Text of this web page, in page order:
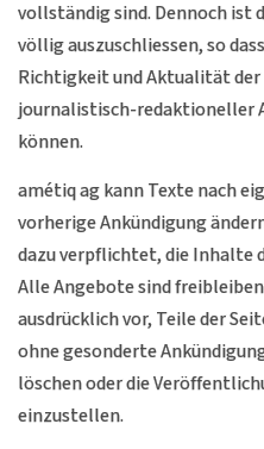
vollständig sind. Dennoch ist
völlig auszuschliessen, so
Richtigkeit und Aktualität
journalistisch-redaktioneller
können.
amétiq ag kann Texte nach
vorherige Ankündigung
dazu verpflichtet, die Inhalte
Alle Angebote sind
ausdrücklich vor, Teile der
ohne gesonderte
löschen oder die
einzustellen.